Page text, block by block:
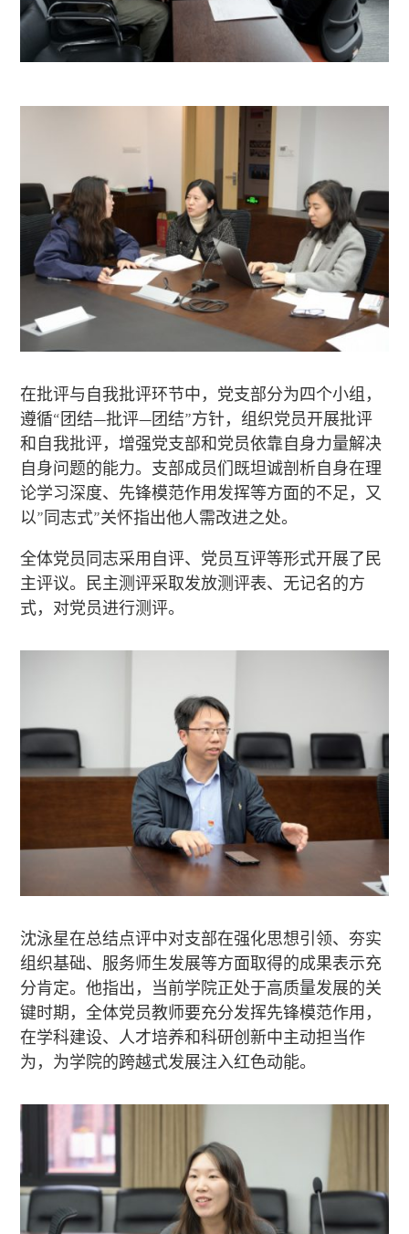
在批评与自我批评环节中，党支部分为四个小组，
遵循“团结—批评—团结”方针，组织党员开展批评
和自我批评，增强党支部和党员依靠自身力量解决
自身问题的能力。支部成员们既坦诚剖析自身在理
论学习深度、先锋模范作用发挥等方面的不足，又
以”同志式”关怀指出他人需改进之处。
全体党员同志采用自评、党员互评等形式开展了民
主评议。民主测评采取发放测评表、无记名的方
式，对党员进行测评。
沈泳星在总结点评中对支部在强化思想引领、夯实
组织基础、服务师生发展等方面取得的成果表示充
分肯定。他指出，当前学院正处于高质量发展的关
键时期，全体党员教师要充分发挥先锋模范作用，
在学科建设、人才培养和科研创新中主动担当作
为，为学院的跨越式发展注入红色动能。